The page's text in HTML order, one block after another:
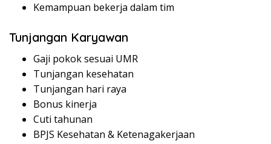
Kemampuan bekerja dalam tim
Tunjangan Karyawan
Gaji pokok sesuai UMR
Tunjangan kesehatan
Tunjangan hari raya
Bonus kinerja
Cuti tahunan
BPJS Kesehatan & Ketenagakerjaan